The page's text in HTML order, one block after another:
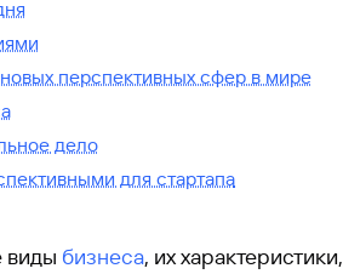
перспективных сфер в мире
дело
для стартапа
виды бизнеса, их характеристики,